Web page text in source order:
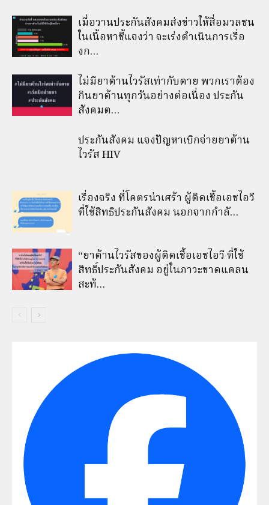
เมื่อวานประกันสังคมส่งข่าวให้สื่อมวลชน
ในเนื้อหาชี้แจงว่า จะเร่งดำเนินการเรื่อ
งก…
ไม่มียาต้านไวรัสเท่ากับตาย พวกเราต้อง
กินยาต้านทุกวันอย่างต่อเนื่อง ประกัน
สังคมต…
ประกันสังคม แจงปัญหาเบิกจ่ายยาต้าน
ไวรัส HIV
เรื่องจริง ที่โคตรน่าเศร้า ผู้ติดเชื้อเอชไอวี
ที่ใช้สิทธิประกันสังคม นอกจากกำลั…
“ยาต้านไวรัสของผู้ติดเชื้อเอชไอวี ที่ใช้
สิทธิ์ประกันสังคม อยู่ในภาวะขาดแคลน
สะท้…